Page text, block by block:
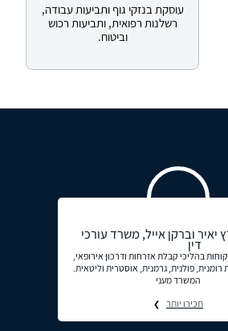
עוסקת בנזקי גוף ותביעות עבודה,
רשלנות רפואית, ותביעות רכוש
וביטוח.
יאיר וברקן אייל, משרד עורכי
דין
בהליכי קבלת אזרחות ודרכון אירופאי,
פולנית, גרמנית, אוסטרית וליטאית.
המשרד מעני
תכירו יותר